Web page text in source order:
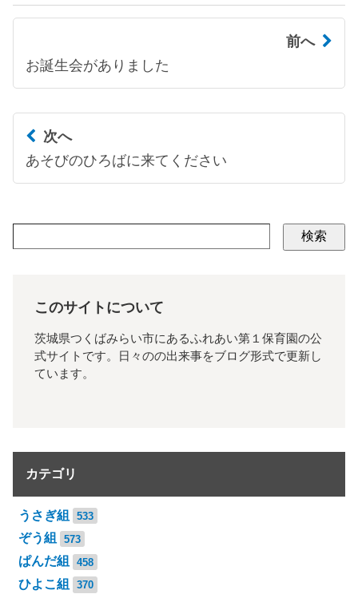
前へ
お誕生会がありました
次へ
あそびのひろばに来てください
検索
このサイトについて
茨城県つくばみらい市にあるふれあい第１保育園の公
式サイトです。日々のの出来事をブログ形式で更新し
ています。
カテゴリ
うさぎ組 533
ぞう組 573
ぱんだ組 458
ひよこ組 370